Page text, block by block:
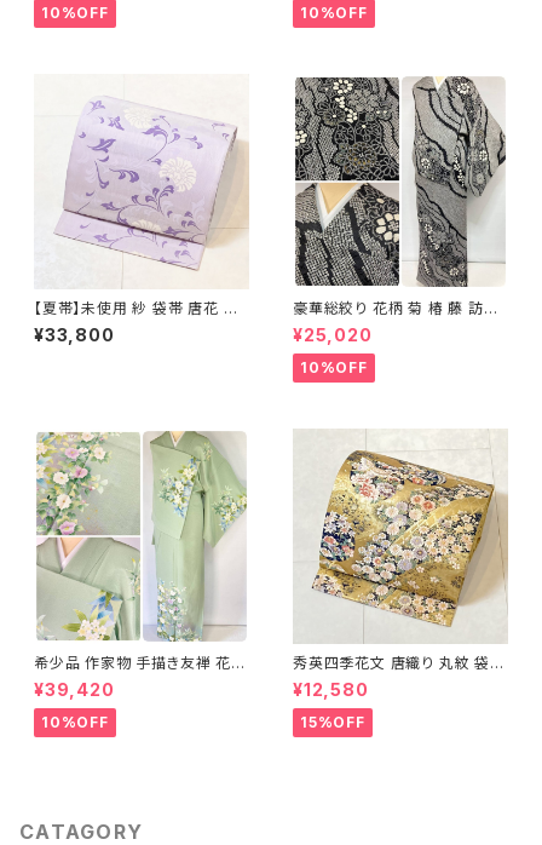
10%OFF 10%OFF
【夏帯】未使用 紗 袋帯 唐花 正
絹 紫 白 淡藤色 729
¥33,800
豪華総絞り 花柄 菊 椿 藤 訪問
着 鹿の子絞り ラメ 正絹 黒 白
グレー 1435
¥25,020
10%OFF
希少品 作家物 手描き友禅 花鳥
文 椿 沈丁花 訪問着 正絹 袷 黄
緑 青 白 1418
¥39,420
10%OFF
秀英四季花文 唐織り 丸紋 袋帯
正絹 金糸 ゴールド 紺 ピンク 7
05
¥12,580
15%OFF
CATAGORY